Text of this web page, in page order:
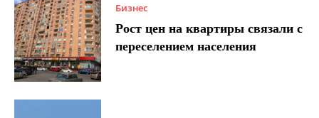
Бизнес
Рост цен на квартиры связали с
переселением населения